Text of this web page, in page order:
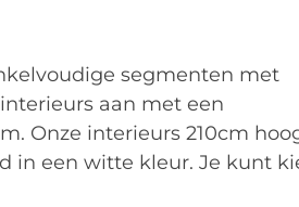
segmenten met
aan met een
Onze interieurs 210cm
in een witte kleur. Je kunt